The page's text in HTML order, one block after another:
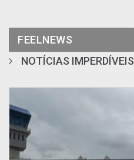
FEELNEWS
NOTÍCIAS IMPERDÍVEIS